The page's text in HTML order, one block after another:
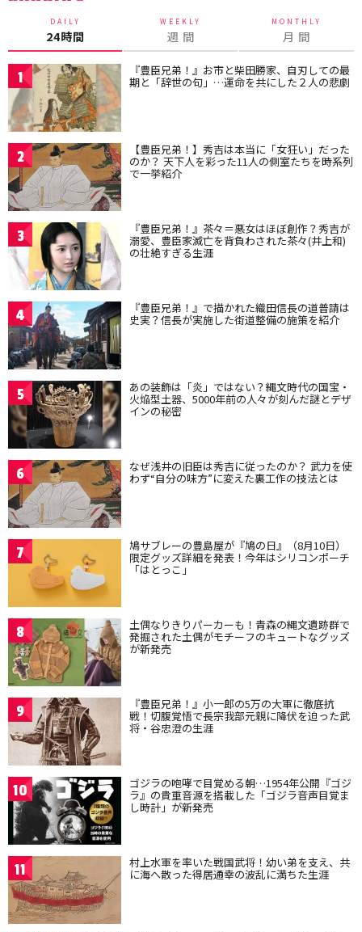
DAILY
24時間
WEEKLY
週 間
MONTHLY
月 間
1 『豊臣兄弟！』お市と柴田勝家、自刃しての最
期と「辞世の句」…運命を共にした２人の悲劇
2 【豊臣兄弟！】秀吉は本当に「女狂い」だった
のか？ 天下人を彩った11人の側室たちを時系列
で一挙紹介
3 『豊臣兄弟！』茶々＝悪女はほぼ創作？秀吉が
溺愛、豊臣家滅亡を背負わされた茶々(井上和)
の壮絶すぎる生涯
4 『豊臣兄弟！』で描かれた織田信長の道普請は
史実？信長が実施した街道整備の施策を紹介
5 あの装飾は「炎」ではない？縄文時代の国宝・
火焔型土器、5000年前の人々が刻んだ謎とデザ
インの秘密
6 なぜ浅井の旧臣は秀吉に従ったのか？ 武力を使
わず“自分の味方”に変えた裏工作の技法とは
7 鳩サブレーの豊島屋が『鳩の日』（8月10日）
限定グッズ詳細を発表！今年はシリコンポーチ
「はとっこ」
8 土偶なりきりパーカーも！青森の縄文遺跡群で
発掘された土偶がモチーフのキュートなグッズ
が新発売
9 『豊臣兄弟！』小一郎の5万の大軍に徹底抗
戦！切腹覚悟で長宗我部元親に降伏を迫った武
将・谷忠澄の生涯
10 ゴジラの咆哮で目覚める朝…1954年公開『ゴジ
ラ』の貴重音源を搭載した「ゴジラ音声目覚ま
し時計」が新発売
11 村上水軍を率いた戦国武将！幼い弟を支え、共
に海へ散った得居通幸の波乱に満ちた生涯